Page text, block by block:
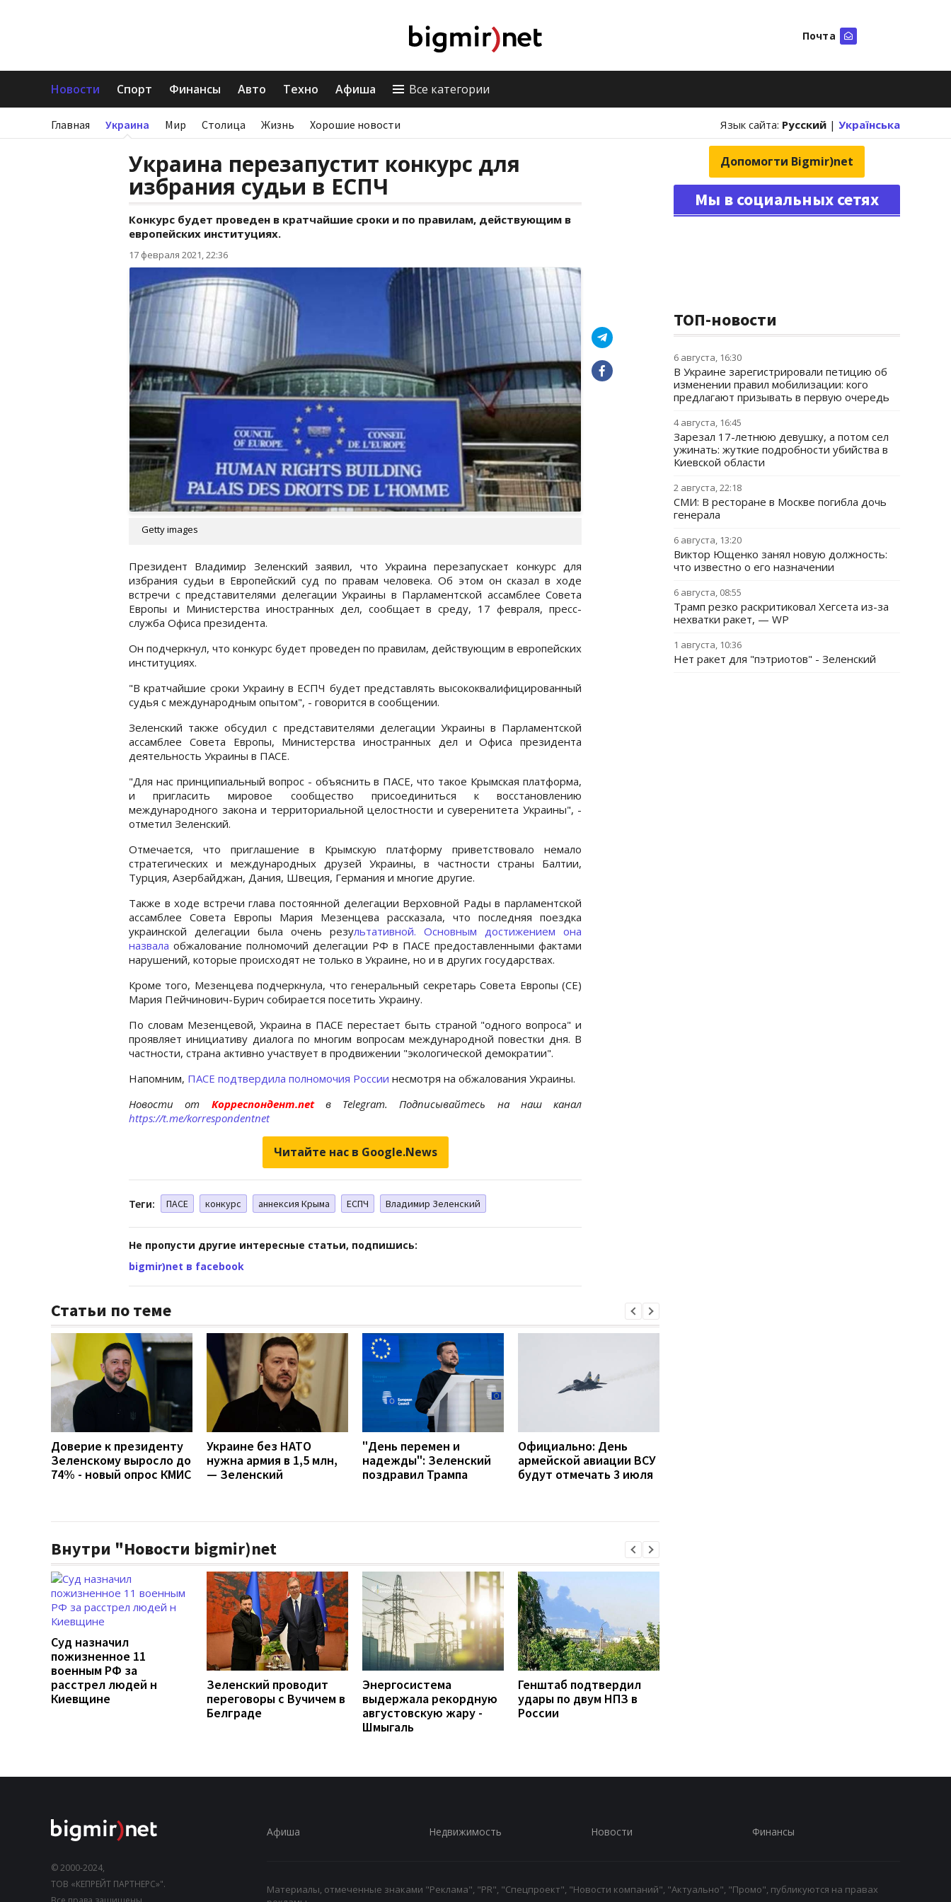
Почта
Новости Спорт Финансы Авто Техно Афиша Все категории
Главная Украина Мир Столица Жизнь Хорошие новости Язык сайта: Русский | Українська
Украина перезапустит конкурс для
избрания судьи в ЕСПЧ
Конкурс будет проведен в кратчайшие сроки и по правилам, действующим в
европейских институциях.
17 февраля 2021, 22:36
Getty images
Президент Владимир Зеленский заявил, что Украина перезапускает конкурс для
избрания судьи в Европейский суд по правам человека. Об этом он сказал в ходе
встречи с представителями делегации Украины в Парламентской ассамблее Совета
Европы и Министерства иностранных дел, сообщает в среду, 17 февраля, пресс-
служба Офиса президента.
Он подчеркнул, что конкурс будет проведен по правилам, действующим в европейских
институциях.
"В кратчайшие сроки Украину в ЕСПЧ будет представлять высококвалифицированный
судья с международным опытом", - говорится в сообщении.
Зеленский также обсудил с представителями делегации Украины в Парламентской
ассамблее Совета Европы, Министерства иностранных дел и Офиса президента
деятельность Украины в ПАСЕ.
"Для нас принципиальный вопрос - объяснить в ПАСЕ, что такое Крымская платформа,
и пригласить мировое сообщество присоединиться к восстановлению
международного закона и территориальной целостности и суверенитета Украины", -
отметил Зеленский.
Отмечается, что приглашение в Крымскую платформу приветствовало немало
стратегических и международных друзей Украины, в частности страны Балтии,
Турция, Азербайджан, Дания, Швеция, Германия и многие другие.
Также в ходе встречи глава постоянной делегации Верховной Рады в парламентской
ассамблее Совета Европы Мария Мезенцева рассказала, что последняя поездка
украинской делегации была очень результативной. Основным достижением она
назвала обжалование полномочий делегации РФ в ПАСЕ предоставленными фактами
нарушений, которые происходят не только в Украине, но и в других государствах.
Кроме того, Мезенцева подчеркнула, что генеральный секретарь Совета Европы (СЕ)
Мария Пейчинович-Бурич собирается посетить Украину.
По словам Мезенцевой, Украина в ПАСЕ перестает быть страной "одного вопроса" и
проявляет инициативу диалога по многим вопросам международной повестки дня. В
частности, страна активно участвует в продвижении "экологической демократии".
Напомним, ПАСЕ подтвердила полномочия России несмотря на обжалования Украины.
Новости от Корреспондент.net в Telegram. Подписывайтесь на наш канал
https://t.me/korrespondentnet
Читайте нас в Google.News
Теги: ПАСЕ конкурс аннексия Крыма ЕСПЧ Владимир Зеленский
Не пропусти другие интересные статьи, подпишись:
bigmir)net в facebook
Статьи по теме
Доверие к президенту
Зеленскому выросло до
74% - новый опрос КМИС
Украине без НАТО
нужна армия в 1,5 млн,
— Зеленский
"День перемен и
надежды": Зеленский
поздравил Трампа
Официально: День
армейской авиации ВСУ
будут отмечать 3 июля
Внутри "Новости bigmir)net
Суд назначил
пожизненное 11
военным РФ за
расстрел людей н
Киевщине
Зеленский проводит
переговоры с Вучичем в
Белграде
Энергосистема
выдержала рекордную
августовскую жару -
Шмыгаль
Генштаб подтвердил
удары по двум НПЗ в
России
Допомогти Bigmir)net
Мы в социальных сетях
ТОП-новости
6 августа, 16:30
В Украине зарегистрировали петицию об
изменении правил мобилизации: кого
предлагают призывать в первую очередь
4 августа, 16:45
Зарезал 17-летнюю девушку, а потом сел
ужинать: жуткие подробности убийства в
Киевской области
2 августа, 22:18
СМИ: В ресторане в Москве погибла дочь
генерала
6 августа, 13:20
Виктор Ющенко занял новую должность:
что известно о его назначении
6 августа, 08:55
Трамп резко раскритиковал Хегсета из-за
нехватки ракет, — WP
1 августа, 10:36
Нет ракет для "пэтриотов" - Зеленский
© 2000-2024,
ТОВ «КЕПРЕЙТ ПАРТНЕРС»".
Афиша Недвижимость Новости Финансы
Материалы, отмеченные знаками "Реклама", "PR", "Спецпроект", "Новости компаний", "Актуально", "Промо", публикуются на правах